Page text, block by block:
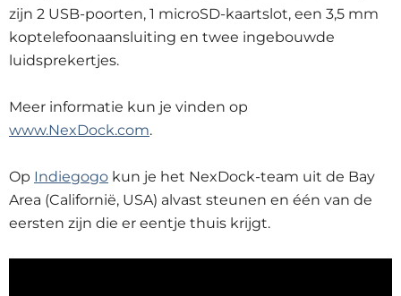
zijn 2 USB-poorten, 1 microSD-kaartslot, een 3,5 mm
koptelefoonaansluiting en twee ingebouwde
luidsprekertjes.
Meer informatie kun je vinden op
www.NexDock.com.
Op Indiegogo kun je het NexDock-team uit de Bay
Area (Californië, USA) alvast steunen en één van de
eersten zijn die er eentje thuis krijgt.